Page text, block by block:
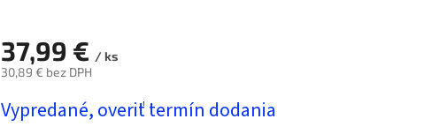
37,99 € / ks
30,89 € bez DPH
cena:
Vypredané, overiť termín dodania